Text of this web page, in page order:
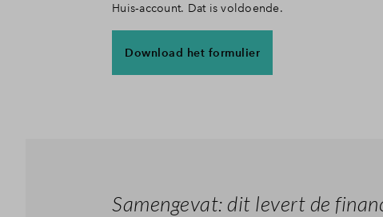
Huis‑account. Dat is voldoende.
Download het formulier
Samengevat: dit levert de